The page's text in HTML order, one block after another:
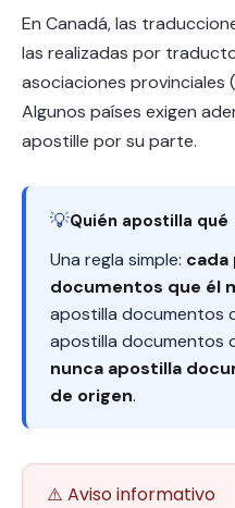
En Canadá, las
las realizadas por
asociaciones provinciales
Algunos países exigen
apostille por su parte.
💡Quién apostilla qué
Una regla simple: cada
documentos que él
apostilla documentos
apostilla documentos
nunca apostilla
de origen.
⚠️ Aviso informativo